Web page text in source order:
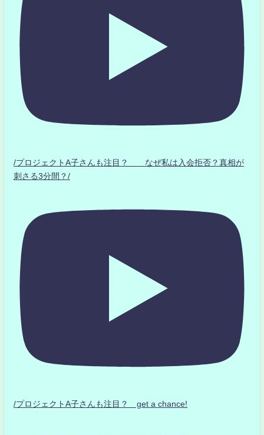
/プロジェクトA子さんも注目？ なぜ私は入会拒否？真相が
刺さる3分間？/
/プロジェクトA子さんも注目？ get a chance!